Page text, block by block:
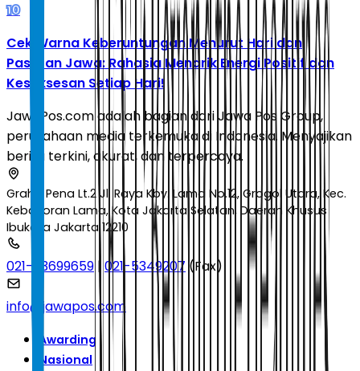
10
Cek Warna Keberuntungan Menurut Hari dan
Pasaran Jawa: Rahasia Menarik Energi Positif dan
Kesuksesan Setiap Hari!
JawaPos.com adalah bagian dari Jawa Pos Group,
perusahaan media terkemuka di Indonesia. Menyajikan
berita terkini, akurat, dan terpercaya.
Graha Pena Lt.2 Jl. Raya Kby. Lama No.12, Grogol Utara, Kec.
Kebayoran Lama, Kota Jakarta Selatan, Daerah Khusus
Ibukota Jakarta 12210
021-53699659 | 021-5349207 (Fax)
info@jawapos.com
Awarding
Nasional